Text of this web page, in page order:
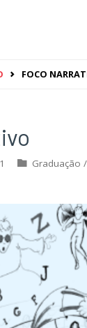
FOCO
Graduação /